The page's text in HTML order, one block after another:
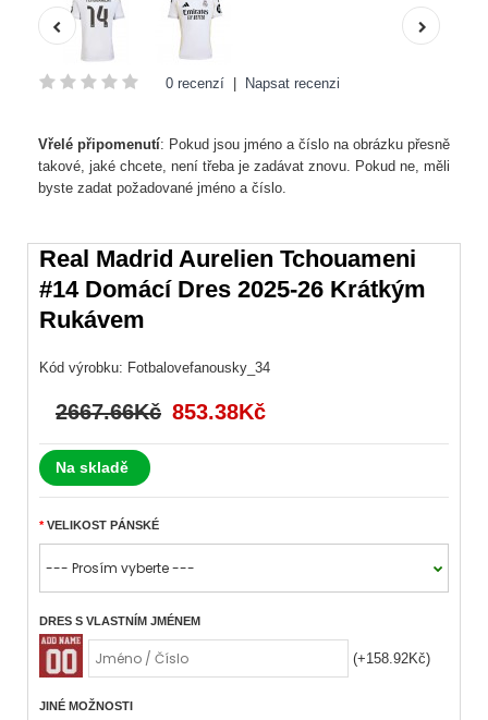
0 recenzí Napsat recenzi
Vřelé připomenutí: Pokud jsou jméno a číslo na obrázku přesně
takové, jaké chcete, není třeba je zadávat znovu. Pokud ne, měli
byste zadat požadované jméno a číslo.
Real Madrid Aurelien Tchouameni
#14 Domácí Dres 2025-26 Krátkým
Rukávem
Kód výrobku: Fotbalovefanousky_34
2667.66Kč 853.38Kč
Na skladě
VELIKOST PÁNSKÉ
DRES S VLASTNÍM JMÉNEM
(+158.92Kč)
JINÉ MOŽNOSTI